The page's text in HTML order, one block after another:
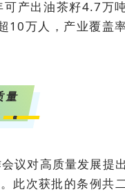
产出油茶籽4.7万
10万人，产业覆盖
量
<svg viewBox="0 0 1 1" style="float:left;line-height:0;width:0;vertical-align:top;"></svg>
对高质量发展提
此次获批的条例共